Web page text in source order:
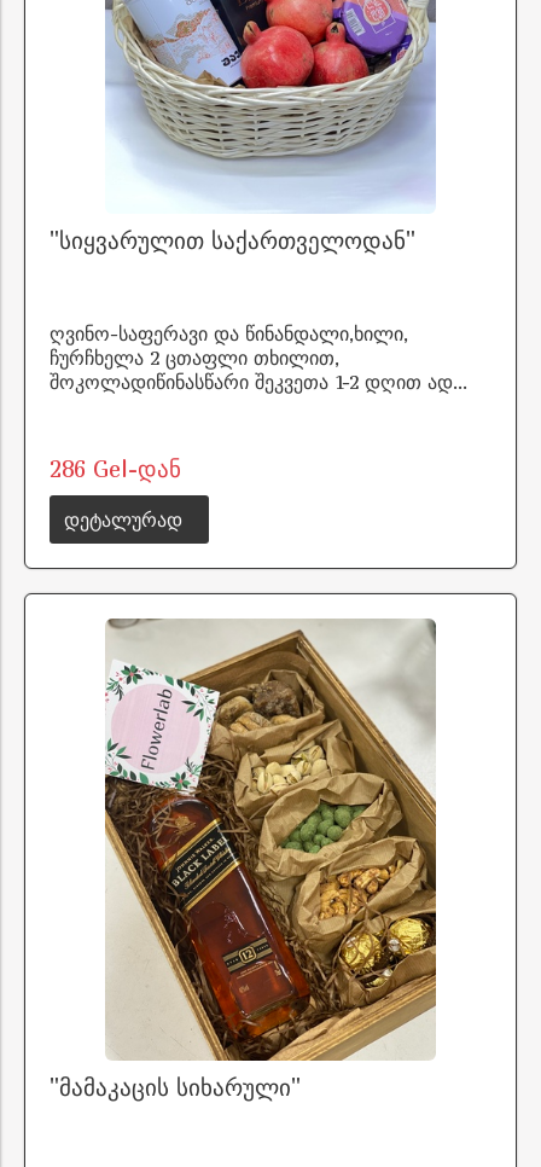
"სიყვარულით საქართველოდან"
ღვინო-საფერავი და წინანდალი,ხილი,
ჩურჩხელა 2 ცთაფლი თხილით,
შოკოლადიწინასწარი შეკვეთა 1-2 დღით ად...
286 Gel-დან
დეტალურად
"მამაკაცის სიხარული"